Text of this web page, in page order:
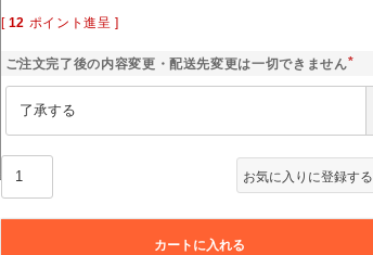
[ 12 ポイント進呈 ]
ご注文完了後の内容変更・配送先変更は一切できません
必
お気に入りに登録する
カートに入れる